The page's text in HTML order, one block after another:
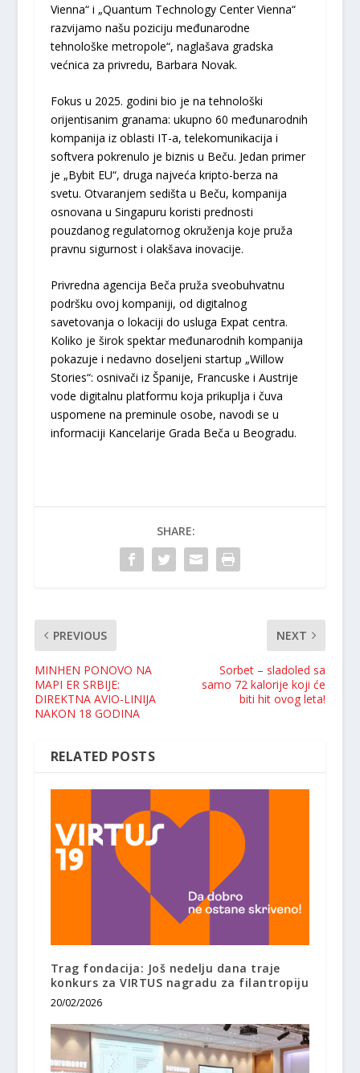
Vienna“ i „Quantum Technology Center Vienna“
razvijamo našu poziciju međunarodne
tehnološke metropole“, naglašava gradska
većnica za privredu, Barbara Novak.
Fokus u 2025. godini bio je na tehnološki
orijentisanim granama: ukupno 60 međunarodnih
kompanija iz oblasti IT-a, telekomunikacija i
softvera pokrenulo je biznis u Beču. Jedan primer
je „Bybit EU“, druga najveća kripto-berza na
svetu. Otvaranjem sedišta u Beču, kompanija
osnovana u Singapuru koristi prednosti
pouzdanog regulatornog okruženja koje pruža
pravnu sigurnost i olakšava inovacije.
Privredna agencija Beča pruža sveobuhvatnu
podršku ovoj kompaniji, od digitalnog
savetovanja o lokaciji do usluga Expat centra.
Koliko je širok spektar međunarodnih kompanija
pokazuje i nedavno doseljeni startup „Willow
Stories“: osnivači iz Španije, Francuske i Austrije
vode digitalnu platformu koja prikuplja i čuva
uspomene na preminule osobe, navodi se u
informaciji Kancelarije Grada Beča u Beogradu.
SHARE:
PREVIOUS
MINHEN PONOVO NA
MAPI ER SRBIJE:
DIREKTNA AVIO-LINIJA
NAKON 18 GODINA
NEXT
Sorbet – sladoled sa
samo 72 kalorije koji će
biti hit ovog leta!
RELATED POSTS
Trag fondacija: Još nedelju dana traje
konkurs za VIRTUS nagradu za filantropiju
20/02/2026